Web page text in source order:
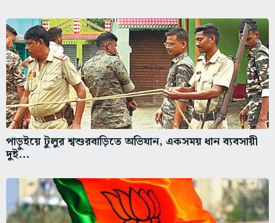
পাড়ুইয়ে টুলুর শ্বশুরবাড়িতে অভিযান, একসময় ধান ব্যবসায়ী
দুই...